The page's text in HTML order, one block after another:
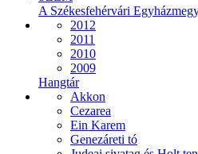
A Székesfehérvári
2012
2011
2010
2009
Hangtár
Akkon
Cezarea
Ein Karem
Genezáreti tó